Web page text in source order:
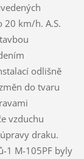
20 km/h. A.S.
odlišně
do tvaru
vzduchu
draku.
1 M-105PF byly